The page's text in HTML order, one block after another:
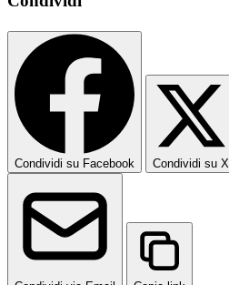
Condividi su Facebook Condividi su X